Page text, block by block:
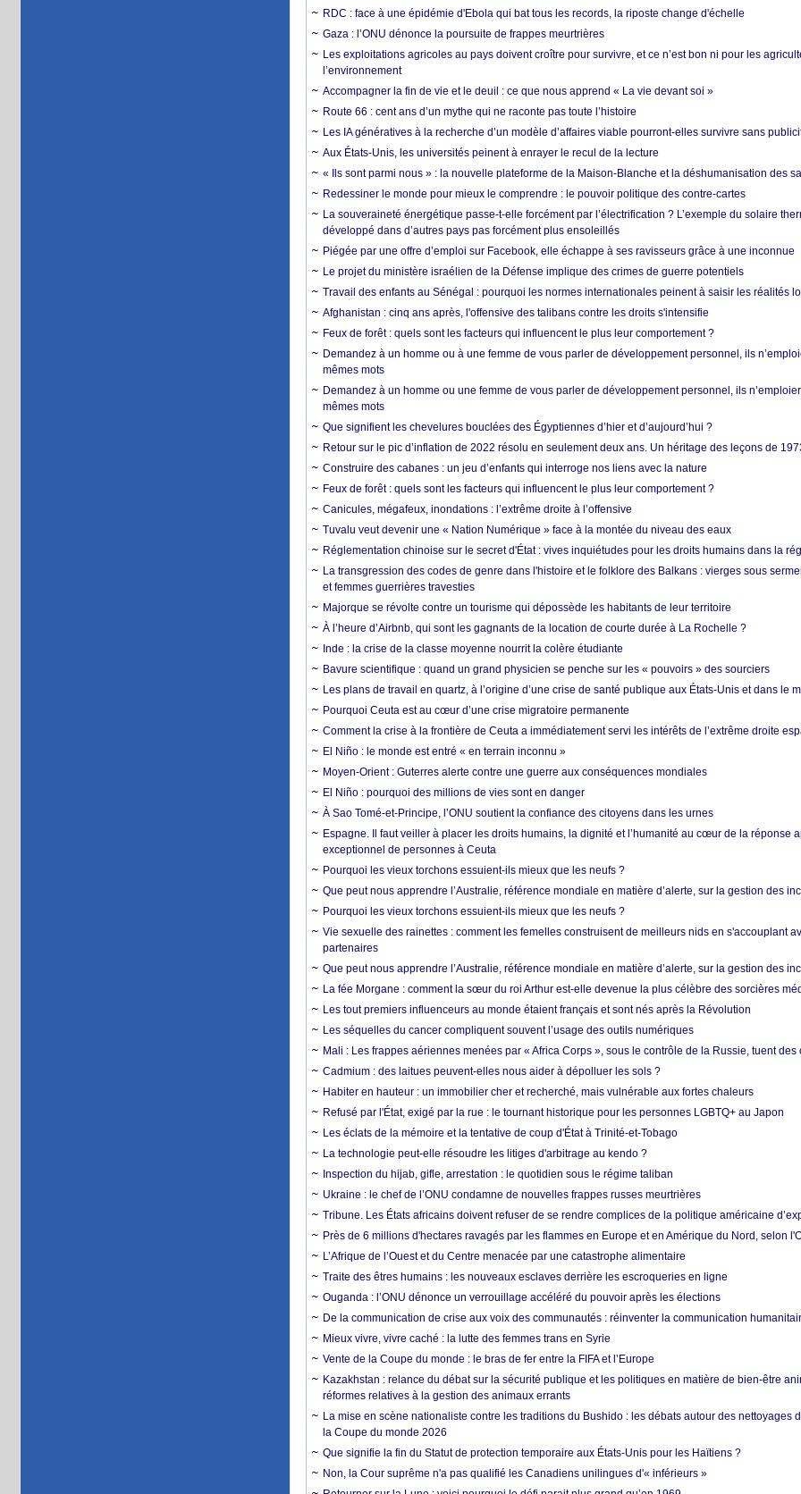
RDC : face à une épidémie d'Ebola qui bat tous les records, la riposte change d'échelle
Gaza : l’ONU dénonce la poursuite de frappes meurtrières
Les exploitations agricoles au pays doivent croître pour survivre, et ce n’est bon ni pour les
l’environnement
Accompagner la fin de vie et le deuil : ce que nous apprend « La vie devant soi »
Route 66 : cent ans d’un mythe qui ne raconte pas toute l’histoire
Les IA génératives à la recherche d’un modèle d’affaires viable pourront-elles survivre sans
Aux États-Unis, les universités peinent à enrayer le recul de la lecture
« Ils sont parmi nous » : la nouvelle plateforme de la Maison-Blanche et la déshumanisation des
Redessiner le monde pour mieux le comprendre : le pouvoir politique des contre-cartes
La souveraineté énergétique passe-t-elle forcément par l’électrification ? L’exemple du solaire
développé dans d’autres pays pas forcément plus ensoleillés
Piégée par une offre d’emploi sur Facebook, elle échappe à ses ravisseurs grâce à une inconnue
Le projet du ministère israélien de la Défense implique des crimes de guerre potentiels
Travail des enfants au Sénégal : pourquoi les normes internationales peinent à saisir les réalités
Afghanistan : cinq ans après, l'offensive des talibans contre les droits s'intensifie
Feux de forêt : quels sont les facteurs qui influencent le plus leur comportement ?
Demandez à un homme ou à une femme de vous parler de développement personnel, ils
mêmes mots
Demandez à un homme ou une femme de vous parler de développement personnel, ils
mêmes mots
Que signifient les chevelures bouclées des Égyptiennes d’hier et d’aujourd’hui ?
Retour sur le pic d’inflation de 2022 résolu en seulement deux ans. Un héritage des leçons de
Construire des cabanes : un jeu d’enfants qui interroge nos liens avec la nature
Feux de forêt : quels sont les facteurs qui influencent le plus leur comportement ?
Canicules, mégafeux, inondations : l’extrême droite à l’offensive
Tuvalu veut devenir une « Nation Numérique » face à la montée du niveau des eaux
Réglementation chinoise sur le secret d'État : vives inquiétudes pour les droits humains dans la
La transgression des codes de genre dans l'histoire et le folklore des Balkans : vierges sous
et femmes guerrières travesties
Majorque se révolte contre un tourisme qui dépossède les habitants de leur territoire
À l’heure d’Airbnb, qui sont les gagnants de la location de courte durée à La Rochelle ?
Inde : la crise de la classe moyenne nourrit la colère étudiante
Bavure scientifique : quand un grand physicien se penche sur les « pouvoirs » des sourciers
Les plans de travail en quartz, à l’origine d’une crise de santé publique aux États-Unis et dans le
Pourquoi Ceuta est au cœur d’une crise migratoire permanente
Comment la crise à la frontière de Ceuta a immédiatement servi les intérêts de l’extrême droite
El Niño : le monde est entré « en terrain inconnu »
Moyen-Orient : Guterres alerte contre une guerre aux conséquences mondiales
El Niño : pourquoi des millions de vies sont en danger
À Sao Tomé-et-Principe, l’ONU soutient la confiance des citoyens dans les urnes
Espagne. Il faut veiller à placer les droits humains, la dignité et l’humanité au cœur de la réponse
exceptionnel de personnes à Ceuta
Pourquoi les vieux torchons essuient-ils mieux que les neufs ?
Que peut nous apprendre l’Australie, référence mondiale en matière d’alerte, sur la gestion des
Pourquoi les vieux torchons essuient-ils mieux que les neufs ?
Vie sexuelle des rainettes : comment les femelles construisent de meilleurs nids en s'accouplant
partenaires
Que peut nous apprendre l’Australie, référence mondiale en matière d’alerte, sur la gestion des
La fée Morgane : comment la sœur du roi Arthur est-elle devenue la plus célèbre des sorcières
Les tout premiers influenceurs au monde étaient français et sont nés après la Révolution
Les séquelles du cancer compliquent souvent l’usage des outils numériques
Mali : Les frappes aériennes menées par « Africa Corps », sous le contrôle de la Russie, tuent des
Cadmium : des laitues peuvent-elles nous aider à dépolluer les sols ?
Habiter en hauteur : un immobilier cher et recherché, mais vulnérable aux fortes chaleurs
Refusé par l'État, exigé par la rue : le tournant historique pour les personnes LGBTQ+ au Japon
Les éclats de la mémoire et la tentative de coup d'État à Trinité-et-Tobago
La technologie peut-elle résoudre les litiges d'arbitrage au kendo ?
Inspection du hijab, gifle, arrestation : le quotidien sous le régime taliban
Ukraine : le chef de l’ONU condamne de nouvelles frappes russes meurtrières
Tribune. Les États africains doivent refuser de se rendre complices de la politique américaine
Près de 6 millions d'hectares ravagés par les flammes en Europe et en Amérique du Nord, selon
L’Afrique de l’Ouest et du Centre menacée par une catastrophe alimentaire
Traite des êtres humains : les nouveaux esclaves derrière les escroqueries en ligne
Ouganda : l’ONU dénonce un verrouillage accéléré du pouvoir après les élections
De la communication de crise aux voix des communautés : réinventer la communication
Mieux vivre, vivre caché : la lutte des femmes trans en Syrie
Vente de la Coupe du monde : le bras de fer entre la FIFA et l’Europe
Kazakhstan : relance du débat sur la sécurité publique et les politiques en matière de bien-être
réformes relatives à la gestion des animaux errants
La mise en scène nationaliste contre les traditions du Bushido : les débats autour des nettoyages
la Coupe du monde 2026
Que signifie la fin du Statut de protection temporaire aux États-Unis pour les Haïtiens ?
Non, la Cour suprême n'a pas qualifié les Canadiens unilingues d'« inférieurs »